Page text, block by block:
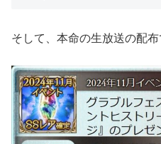
そして、本命の生放送の配